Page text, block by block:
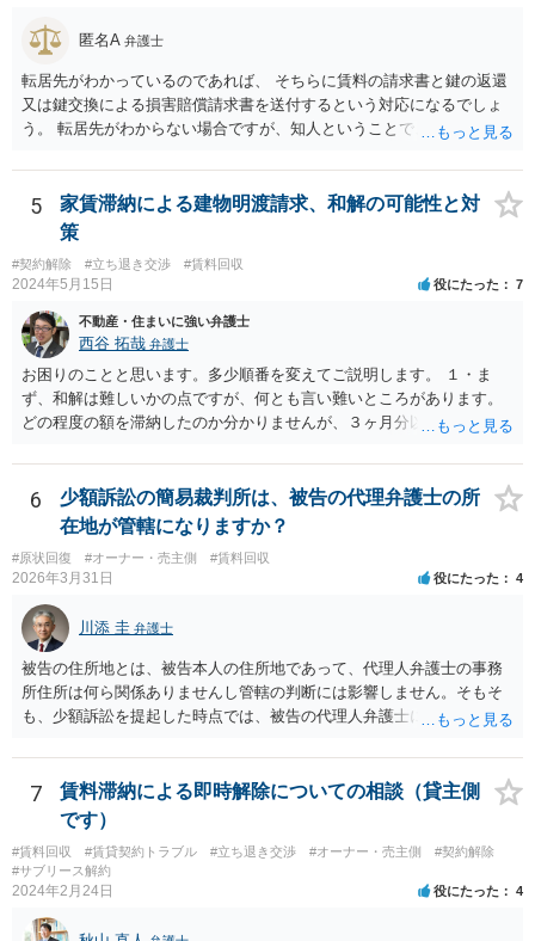
意の上で行う」という特約があるとのことですが、最高裁判例（S56.
4.20）では、このような特約があっても協議を経ない増額請求も有効
とされているため（本当に賃料が不相当であれば特約に拘束されるの
は不合理だからという考え方です。「契約条件にかかわらず」とはそ
ういう意味です。）、契約違反だから増額には応じないという理論で
いう理論になると思います。 そして、法律上、増額協議が整わない場
合、増額を正当とする判決が確定するまでは相当な賃料（※現在の賃
料）を支払えば足りる、とされています。 もし、貸主が「現在の賃料
なら受け取らない」などと言った場合は、最寄りの法務局に現在の賃
料を供託してください。賃料を支払わないと契約が解除される可能性
がありますので、注意が必要です。
匿名A 弁護士
転居先がわかっているのであれば、 そちらに賃料の請求書と鍵の返還
又は鍵交換による損害賠償請求書を送付するという対応になるでしょ
う。 転居先がわからない場合ですが、知人ということで、連絡がつく
で、適切な対応が望めない場合は、債権回収を弁護士に依頼すること
をご検討ください。
5
家賃滞納による建物明渡請求、和解の可能性と対
策
#契約解除 #立ち退き交渉 #賃料回収
2024年5月15日 役にたった 7
不動産・住まいに強い弁護士
西谷 拓哉 弁護士
お困りのことと思います。多少順番を変えてご説明します。 １・ま
ず、和解は難しいかの点ですが、何とも言い難いところがあります。
どの程度の額を滞納したのか分かりませんが、３ヶ月分以上滞納した
れたと評価され、来月払えるからと言って、大家があなたとの賃貸借
契約が解約できることに変わりなくなってしまうからです。 そのよう
な場合、相手が、「もう出て行って欲しい」と考えていれば、引き続
き居住する前提での和解は難しい可能性があります。 ２・弁護士が事
件の見通しをたてるにも、賃料滞納状況で見立てが変わりますし、そ
もそも賃料滞納状況によってはご希望に沿える活動を保障できず、 依
頼を受けられないかもしれないです。依頼を受けるにしても厳しめの
リスクを踏まえた上でのものとなる可能性があります。 定型的な事件
依頼となるかもわからず、着手金額もなんともいえないと思います。
複数事務所にあたり、着手金額を確認されるとよいと思います。 ３・
弁護士が依頼を受ければ代わりに裁判所とのやりとりを行うことが可
能です。双方に弁護士がついていればウェブ会議で裁判を実施する場
合もあるでしょう。 ただし、ご本人さんも同行してもらう必要が和解
協議の場合だとあると思います。
6
少額訴訟の簡易裁判所は、被告の代理弁護士の所
在地が管轄になりますか？
#原状回復 #オーナー・売主側 #賃料回収
2026年3月31日 役にたった 4
川添 圭 弁護士
被告の住所地とは、被告本人の住所地であって、代理人弁護士の事務
所住所は何ら関係ありませんし管轄の判断には影響しません。そもそ
も、少額訴訟を提起した時点では、被告の代理人弁護士には民事訴訟
7
賃料滞納による即時解除についての相談（貸主側
です）
#賃料回収 #賃貸契約トラブル #立ち退き交渉 #オーナー・売主側
#契約解除
#サブリース解約
2024年2月24日 役にたった 4